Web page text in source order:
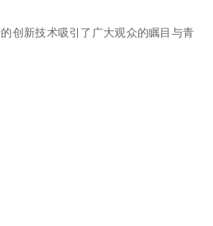
沿的创新技术吸引了广大观众的瞩目与青